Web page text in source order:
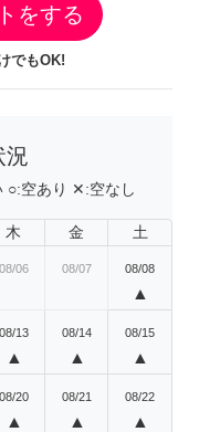
をする
でもOK!
況
○:空あり ✕:空なし
木 金 土
08/06 08/07 08/08
▲
08/13
▲
08/14
▲
08/15
▲
08/20
▲
08/21
▲
08/22
▲